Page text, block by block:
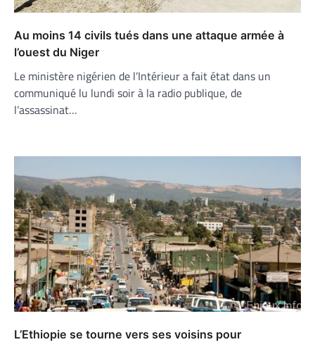
Au moins 14 civils tués dans une attaque armée à
l’ouest du Niger
Le ministère nigérien de l’Intérieur a fait état dans un
communiqué lu lundi soir à la radio publique, de
l’assassinat…
L’Ethiopie se tourne vers ses voisins pour